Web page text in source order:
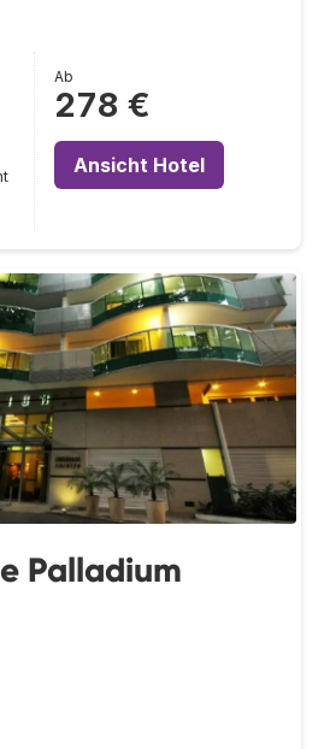
Ab
278 €
Ansicht Hotel
Palladium